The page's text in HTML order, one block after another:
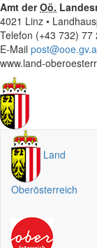
Amt derOö.
4021 Linz •
Telefon (+43 732) 77
E-Mail
www.land-
Land
Oberösterreich